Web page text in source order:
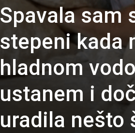
Spavala sam
stepeni kada
hladnom
ustanem i
uradila